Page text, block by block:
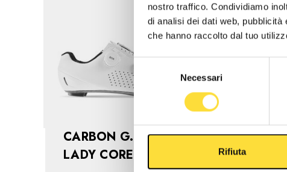
nostro traffico. Condividiamo
di analisi dei dati web,
che hanno raccolto dal tuo
Selezione
del
consenso
Necessari
Rifiuta
CARBON G.FUGA
LADY CORE WHITE